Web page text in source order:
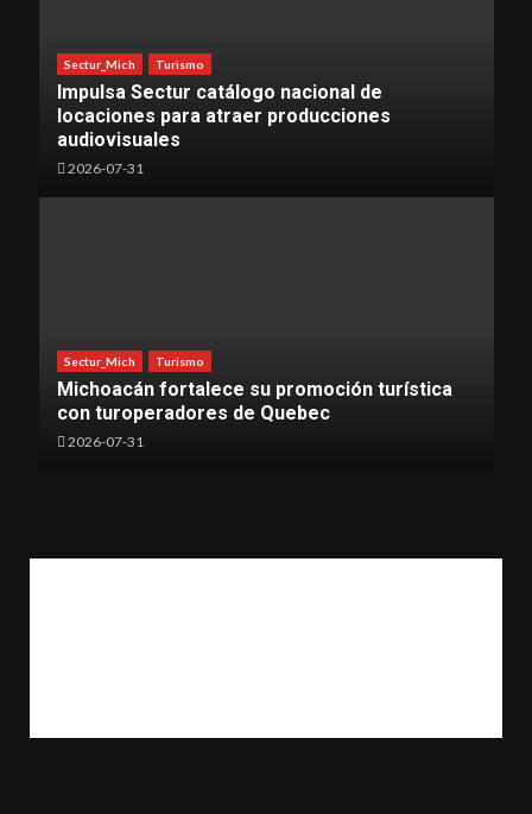
Sectur_Mich Turismo
Impulsa Sectur catálogo nacional de
locaciones para atraer producciones
audiovisuales
2026-07-31
Sectur_Mich Turismo
Michoacán fortalece su promoción turística
con turoperadores de Quebec
2026-07-31